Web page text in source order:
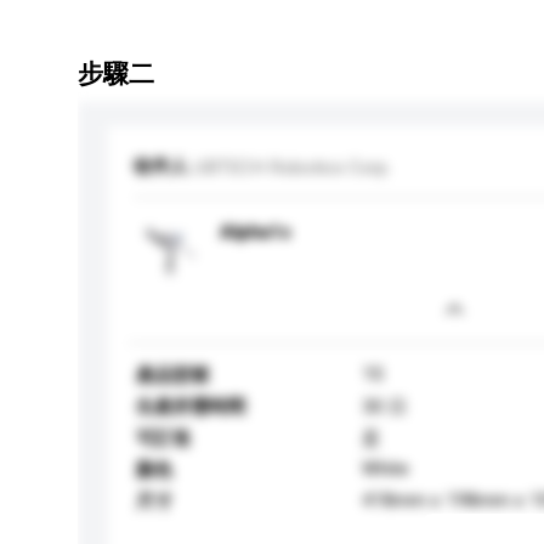
步驟二
收件人
Alpha1s
產品型號
生產所需時間
30 日
可訂造
是
顏色
White
418mm x 198mm x